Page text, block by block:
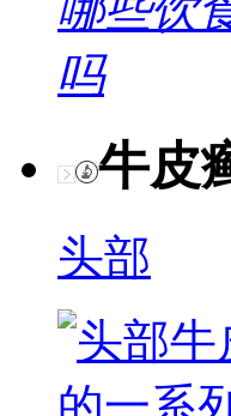
哪些饮
吗
牛皮
头部